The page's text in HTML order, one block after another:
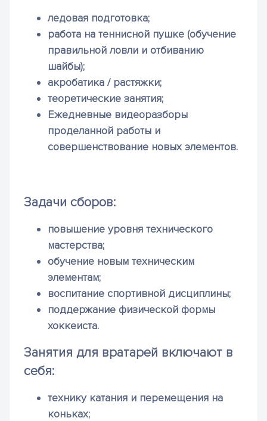
ледовая подготовка;
работа на теннисной пушке (обучение
правильной ловли и отбиванию
шайбы);
акробатика / растяжки;
теоретические занятия;
Ежедневные видеоразборы
проделанной работы и
совершенствование новых элементов.
Задачи сборов:
повышение уровня технического
мастерства;
обучение новым техническим
элементам;
воспитание спортивной дисциплины;
поддержание физической формы
хоккеиста.
Занятия для вратарей включают в
себя:
технику катания и перемещения на
коньках;